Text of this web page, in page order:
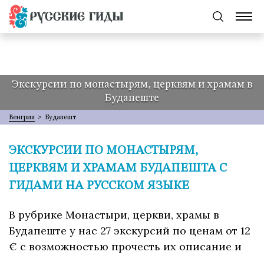
Экскурсии по монастырям, церквям и храмам в
Будапеште
Венгрия > Будапешт
ЭКСКУРСИИ ПО МОНАСТЫРЯМ,
ЦЕРКВЯМ И ХРАМАМ БУДАПЕШТА С
ГИДАМИ НА РУССКОМ ЯЗЫКЕ
В рубрике Монастыри, церкви, храмы в
Будапеште у нас 27 экскурсий по ценам от 12
€ с возможностью прочесть их описание и